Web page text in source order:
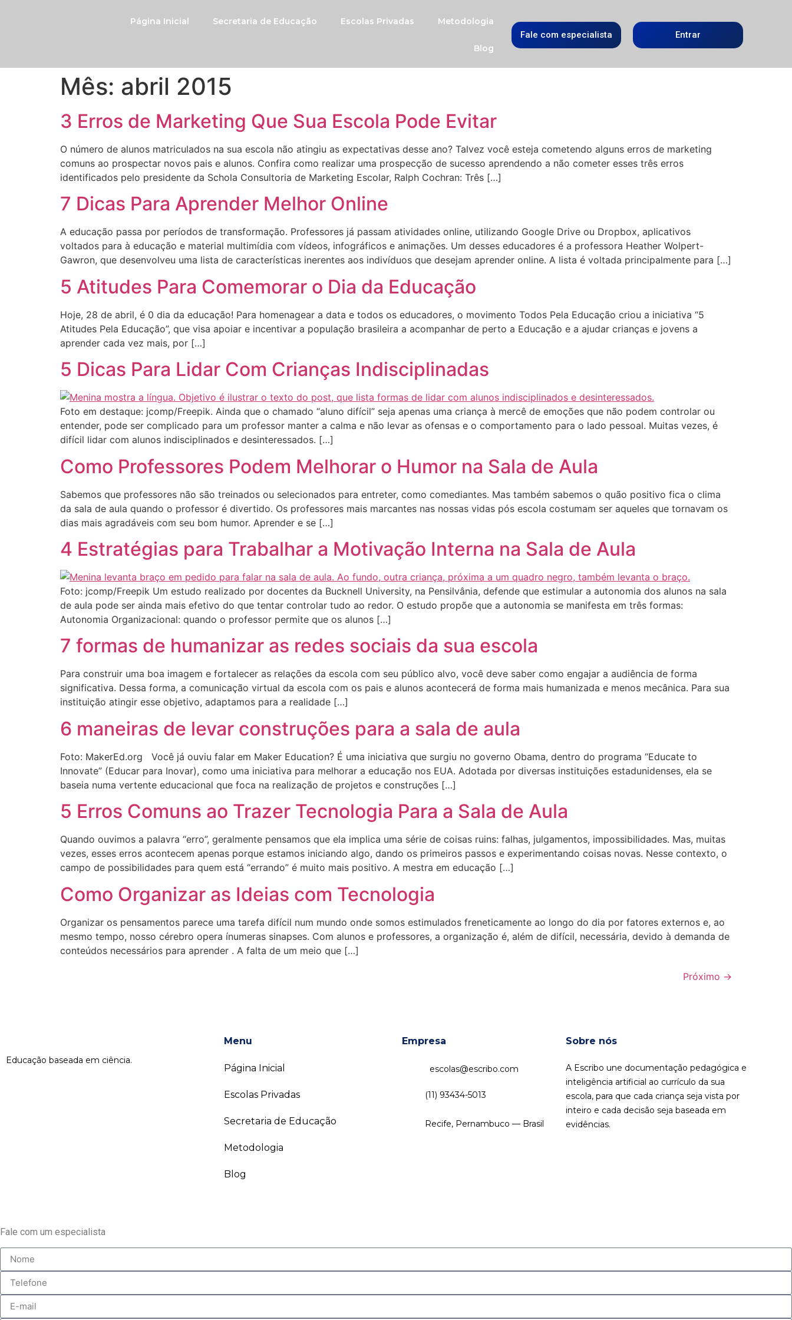
Página Inicial Secretaria de Educação Escolas Privadas Metodologia
Blog
Fale com especialista Entrar
Mês: abril 2015
3 Erros de Marketing Que Sua Escola Pode Evitar
O número de alunos matriculados na sua escola não atingiu as expectativas desse ano? Talvez você esteja cometendo alguns erros de marketing
comuns ao prospectar novos pais e alunos. Confira como realizar uma prospecção de sucesso aprendendo a não cometer esses três erros
identificados pelo presidente da Schola Consultoria de Marketing Escolar, Ralph Cochran: Três […]
7 Dicas Para Aprender Melhor Online
A educação passa por períodos de transformação. Professores já passam atividades online, utilizando Google Drive ou Dropbox, aplicativos
voltados para à educação e material multimídia com vídeos, infográficos e animações. Um desses educadores é a professora Heather Wolpert-
Gawron, que desenvolveu uma lista de características inerentes aos indivíduos que desejam aprender online. A lista é voltada principalmente para […]
5 Atitudes Para Comemorar o Dia da Educação
Hoje, 28 de abril, é 0 dia da educação! Para homenagear a data e todos os educadores, o movimento Todos Pela Educação criou a iniciativa “5
Atitudes Pela Educação”, que visa apoiar e incentivar a população brasileira a acompanhar de perto a Educação e a ajudar crianças e jovens a
aprender cada vez mais, por […]
5 Dicas Para Lidar Com Crianças Indisciplinadas
Foto em destaque: jcomp/Freepik. Ainda que o chamado “aluno difícil” seja apenas uma criança à mercê de emoções que não podem controlar ou
entender, pode ser complicado para um professor manter a calma e não levar as ofensas e o comportamento para o lado pessoal. Muitas vezes, é
difícil lidar com alunos indisciplinados e desinteressados. […]
Como Professores Podem Melhorar o Humor na Sala de Aula
Sabemos que professores não são treinados ou selecionados para entreter, como comediantes. Mas também sabemos o quão positivo fica o clima
da sala de aula quando o professor é divertido. Os professores mais marcantes nas nossas vidas pós escola costumam ser aqueles que tornavam os
dias mais agradáveis com seu bom humor. Aprender e se […]
4 Estratégias para Trabalhar a Motivação Interna na Sala de Aula
Foto: jcomp/Freepik Um estudo realizado por docentes da Bucknell University, na Pensilvânia, defende que estimular a autonomia dos alunos na sala
de aula pode ser ainda mais efetivo do que tentar controlar tudo ao redor. O estudo propõe que a autonomia se manifesta em três formas:
Autonomia Organizacional: quando o professor permite que os alunos […]
7 formas de humanizar as redes sociais da sua escola
Para construir uma boa imagem e fortalecer as relações da escola com seu público alvo, você deve saber como engajar a audiência de forma
significativa. Dessa forma, a comunicação virtual da escola com os pais e alunos acontecerá de forma mais humanizada e menos mecânica. Para sua
instituição atingir esse objetivo, adaptamos para a realidade […]
6 maneiras de levar construções para a sala de aula
Foto: MakerEd.org Você já ouviu falar em Maker Education? É uma iniciativa que surgiu no governo Obama, dentro do programa “Educate to
Innovate” (Educar para Inovar), como uma iniciativa para melhorar a educação nos EUA. Adotada por diversas instituições estadunidenses, ela se
baseia numa vertente educacional que foca na realização de projetos e construções […]
5 Erros Comuns ao Trazer Tecnologia Para a Sala de Aula
Quando ouvimos a palavra “erro”, geralmente pensamos que ela implica uma série de coisas ruins: falhas, julgamentos, impossibilidades. Mas, muitas
vezes, esses erros acontecem apenas porque estamos iniciando algo, dando os primeiros passos e experimentando coisas novas. Nesse contexto, o
campo de possibilidades para quem está “errando” é muito mais positivo. A mestra em educação […]
Como Organizar as Ideias com Tecnologia
Organizar os pensamentos parece uma tarefa difícil num mundo onde somos estimulados freneticamente ao longo do dia por fatores externos e, ao
mesmo tempo, nosso cérebro opera ínumeras sinapses. Com alunos e professores, a organização é, além de difícil, necessária, devido à demanda de
conteúdos necessários para aprender . A falta de um meio que […]
Próximo →
Educação baseada em ciência.
Menu
Página Inicial
Escolas Privadas
Secretaria de Educação
Metodologia
Blog
Empresa
escolas@escribo.com
(11) 93434-5013
Recife, Pernambuco — Brasil
Sobre nós
A Escribo une documentação pedagógica e
inteligência artificial ao currículo da sua
escola, para que cada criança seja vista por
inteiro e cada decisão seja baseada em
evidências.
Fale com um especialista